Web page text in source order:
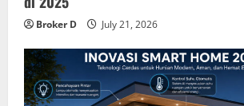
Broker D July 21, 2026